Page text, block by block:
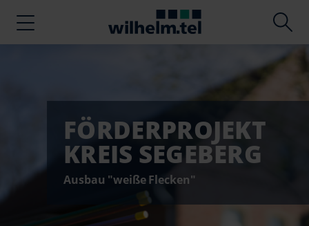
FÖRDERPROJEKT
KREIS SEGEBERG
Ausbau "weiße Flecken"